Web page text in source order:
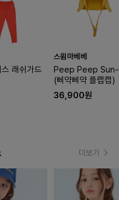
래쉬가드
스윔마베베
Peep Peep
(삐약삐약 플랩캡)
36,900원
더보기